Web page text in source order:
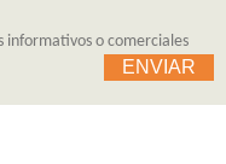
informativos o comerciales